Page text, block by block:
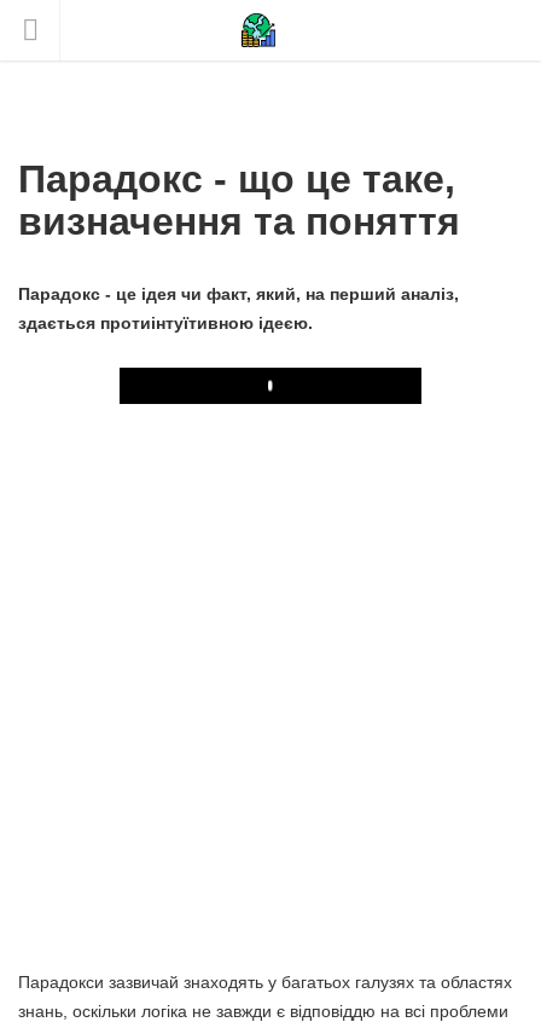
Парадокс - що це таке,
визначення та поняття
Парадокс - це ідея чи факт, який, на перший аналіз,
здається протиінтуїтивною ідеєю.
Play
Парадокси зазвичай знаходять у багатьох галузях та областях
знань, оскільки логіка не завжди є відповіддю на всі проблеми